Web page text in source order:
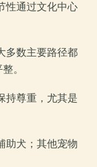
性通过文化中心
多数主要路径都
。
持尊重，尤其是
助犬；其他宠物